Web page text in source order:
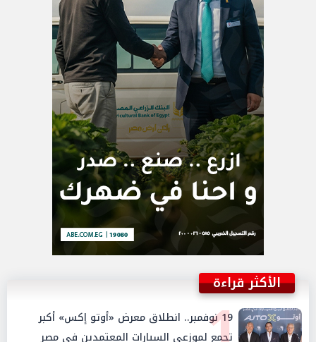
الأكثر قراءة
19 نوفمبر.. انطلاق معرض «أوتو إكس» أكبر
تجمع لموزعي السيارات المعتمدين في مصر